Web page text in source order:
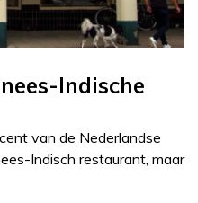
Indische
van de Nederlandse
Indisch restaurant, maar